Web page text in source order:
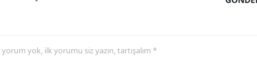
yok, ilk yorumu siz yazın, tartışalım *